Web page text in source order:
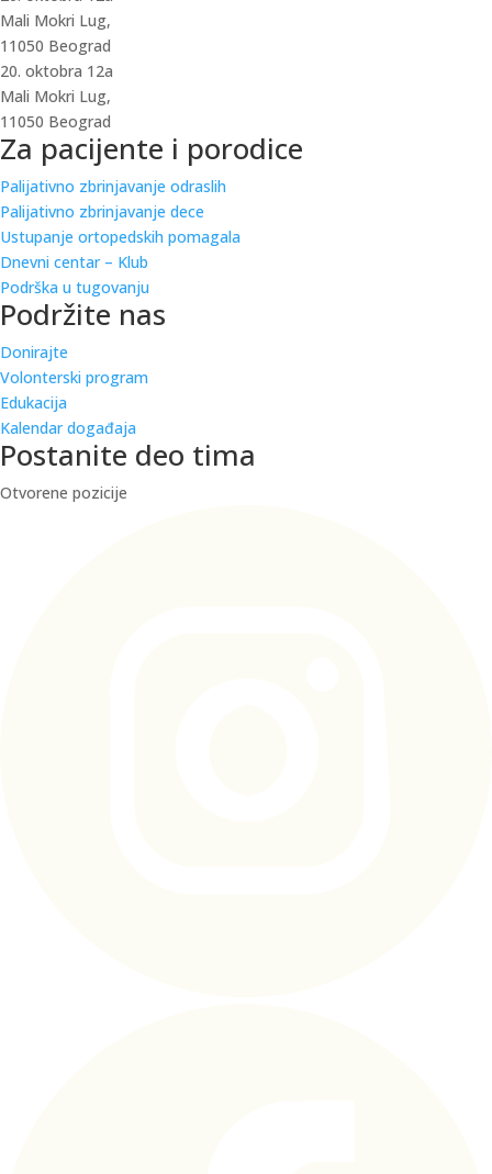
Mali Mokri Lug,
11050 Beograd
20. oktobra 12a
Mali Mokri Lug,
11050 Beograd
Za pacijente i porodice
Palijativno zbrinjavanje odraslih
Palijativno zbrinjavanje dece
Ustupanje ortopedskih pomagala
Dnevni centar – Klub
Podrška u tugovanju
Podržite nas
Donirajte
Volonterski program
Edukacija
Kalendar događaja
Postanite deo tima
Otvorene pozicije